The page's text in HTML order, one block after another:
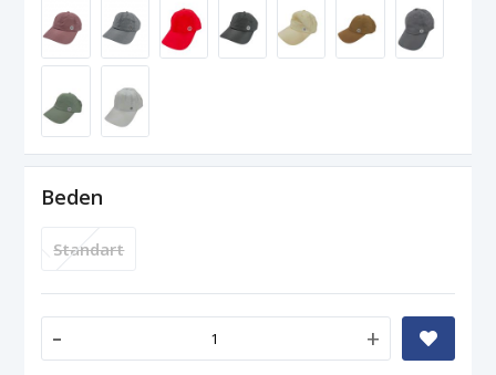
Beden
Standart
- +